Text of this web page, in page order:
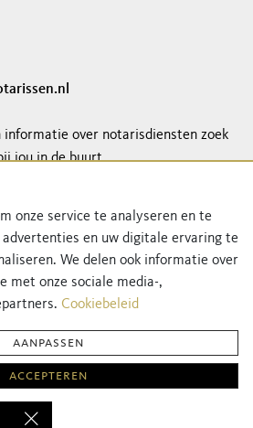
onze service te analyseren en te
en uw digitale ervaring te
We delen ook informatie over
met onze sociale media-,
Cookiebeleid
aanpassen
accepteren
informatie over notarisdiensten zoek
jou in de buurt.
Cookiebeleid